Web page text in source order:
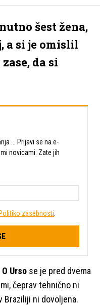
šest žena,
a si je omislil
da si
... Prijavi se na e-
novicami. Zate jih
zasebnosti
Urso se je pred dvema
čeprav tehnično ni
Braziliji ni dovoljena.